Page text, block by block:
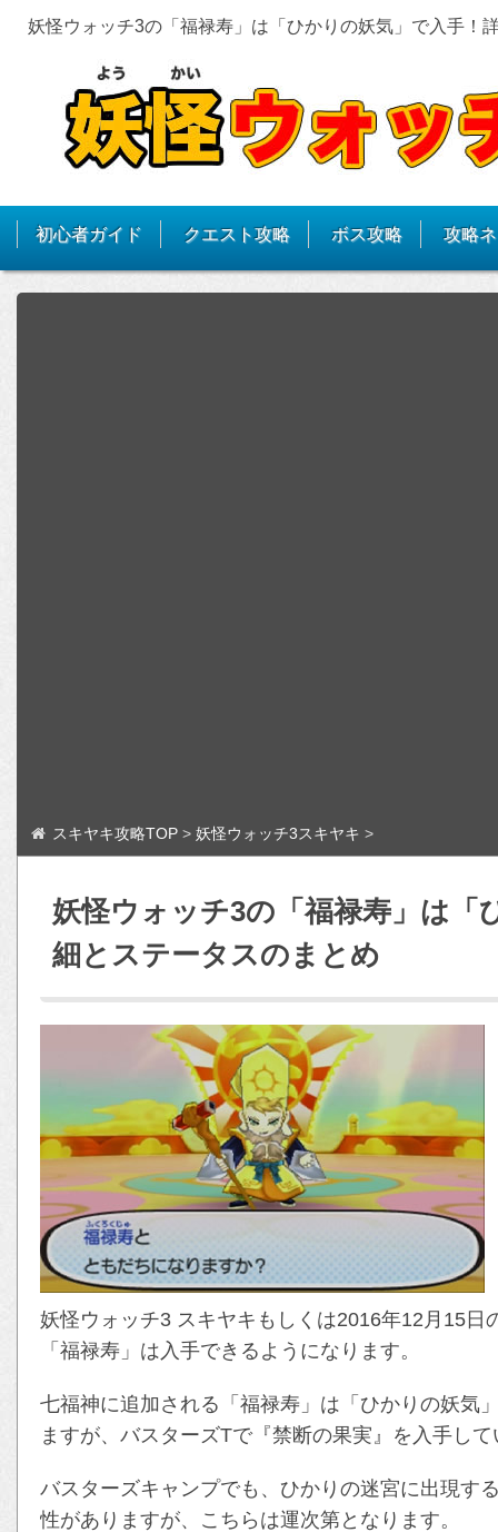
妖怪ウォッチ3の「福禄寿」は「ひかりの妖気」で入手！
初心者ガイド クエスト攻略 ボス攻略 攻略
スキヤキ攻略TOP > 妖怪ウォッチ3スキヤキ >
妖怪ウォッチ3の「福禄寿」は「
細とステータスのまとめ
妖怪ウォッチ3 スキヤキもしくは2016年12月15日
「福禄寿」は入手できるようになります。
七福神に追加される「福禄寿」は「ひかりの妖気
ますが、バスターズTで『禁断の果実』を入手し
バスターズキャンプでも、ひかりの迷宮に出現す
性がありますが、こちらは運次第となります。